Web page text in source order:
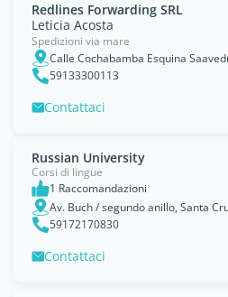
Redlines Forwarding SRL
Leticia Acosta
Spedizioni via mare
59133300113
Contattaci
Russian University
Corsi di lingue
1 Raccomandazioni
Av. Buch / segundo anillo, Santa
59172170830
Contattaci